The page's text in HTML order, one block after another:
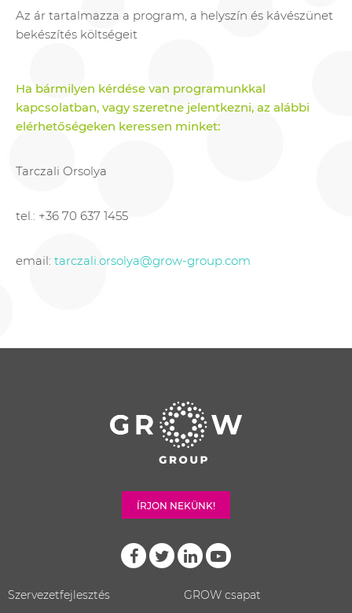
Az ár tartalmazza a program, a helyszín és kávészünet
bekészítés költségeit
Ha bármilyen kérdése van programunkkal
kapcsolatban, vagy szeretne jelentkezni, az alábbi
elérhetőségeken keressen minket:
Tarczali Orsolya
tel.: +36 70 637 1455
email: tarczali.orsolya@grow-group.com
ÍRJON NEKÜNK!
Szervezetfejlesztés GROW csapat